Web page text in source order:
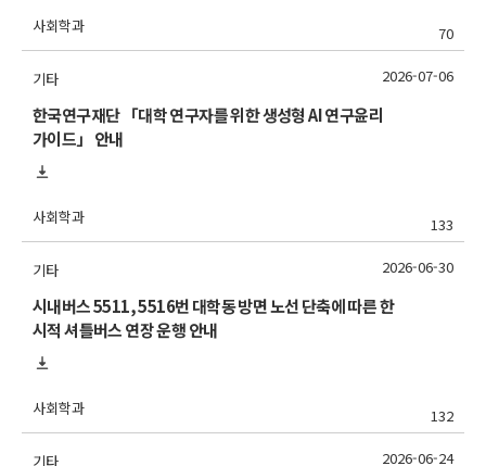
사회학과 70
기타
한국연구재단 「대학 연구자를 위한 생성형 AI 연구윤리
가이드」 안내
사회학과 133
2026-07-06
기타
시내버스 5511, 5516번 대학동 방면 노선 단축에 따른 한
시적 셔틀버스 연장 운행 안내
사회학과 132
2026-06-30
기타 2026-06-24